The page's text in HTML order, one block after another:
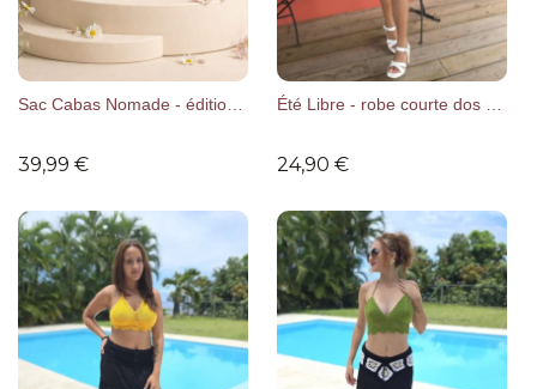
Sac Cabas Nomade - édition limitée
39,99 €
Été Libre - robe courte dos nu
24,90 €